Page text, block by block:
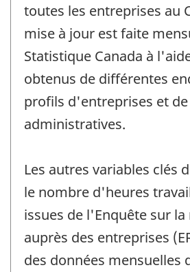
toutes les entreprises au
mise à jour est faite
Statistique Canada à
obtenus de différentes
profils d'entreprises et
administratives.
Les autres variables clés
le nombre d'heures
issues de l'Enquête sur
auprès des entreprises
des données mensuelles